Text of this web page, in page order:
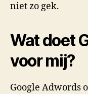
niet zo gek.
Wat doet
voor mij?
Google Adwords